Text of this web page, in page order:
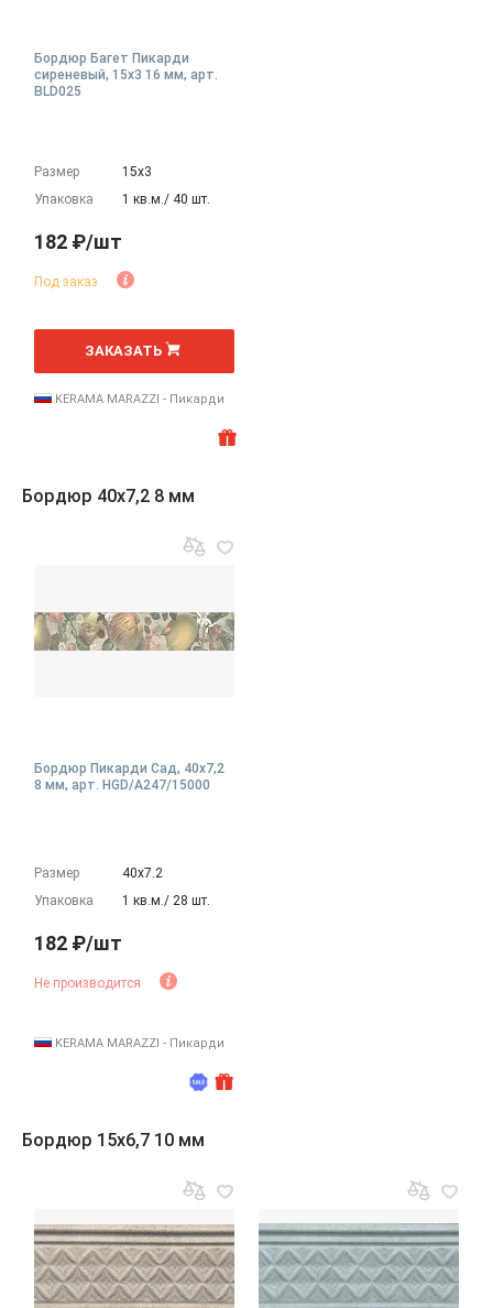
Бордюр Багет Пикарди
сиреневый, 15x3 16 мм, арт.
BLD025
Размер
15х3
Упаковка
1 кв.м./ 40 шт.
182 ₽/шт
Под заказ
шт
ЗАКАЗАТЬ
KERAMA MARAZZI - Пикарди
Бордюр 40x7,2 8 мм
Бордюр Пикарди Сад, 40x7,2
8 мм, арт. HGD/A247/15000
Размер
40х7.2
Упаковка
1 кв.м./ 28 шт.
182 ₽/шт
Не производится
KERAMA MARAZZI - Пикарди
Бордюр 15x6,7 10 мм